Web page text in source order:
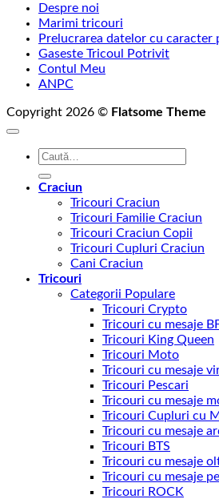
Despre noi
Marimi tricouri
Prelucrarea datelor cu caracter
Gaseste Tricoul Potrivit
Contul Meu
ANPC
Copyright 2026 © Flatsome Theme
Caută
Craciun
Tricouri Craciun
Tricouri Familie Craciun
Tricouri Craciun Copii
Tricouri Cupluri Craciun
Cani Craciun
Tricouri
Categorii Populare
Tricouri Crypto
Tricouri cu mesaje
Tricouri King Queen
Tricouri Moto
Tricouri cu mesaje
Tricouri Pescari
Tricouri cu mesaje
Tricouri Cupluri cu
Tricouri cu mesaje
Tricouri BTS
Tricouri cu mesaje
Tricouri cu mesaje
Tricouri ROCK